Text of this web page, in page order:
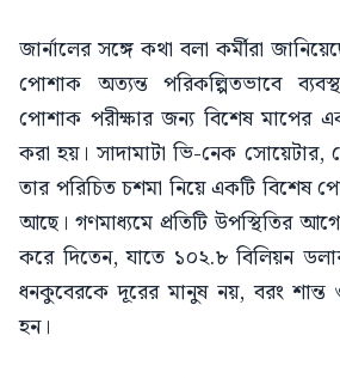
জার্নালের সঙ্গে কথা বলা কর্মীরা
পোশাক অত্যন্ত পরিকল্পিতভাবে
পোশাক পরীক্ষার জন্য বিশেষ মাপের
করা হয়। সাদামাটা ভি-নেক সোয়েটার,
তার পরিচিত চশমা নিয়ে একটি বিশেষ
আছে। গণমাধ্যমে প্রতিটি উপস্থিতির
করে দিতেন, যাতে ১০২.৮ বিলিয়ন
ধনকুবেরকে দূরের মানুষ নয়, বরং
হন।